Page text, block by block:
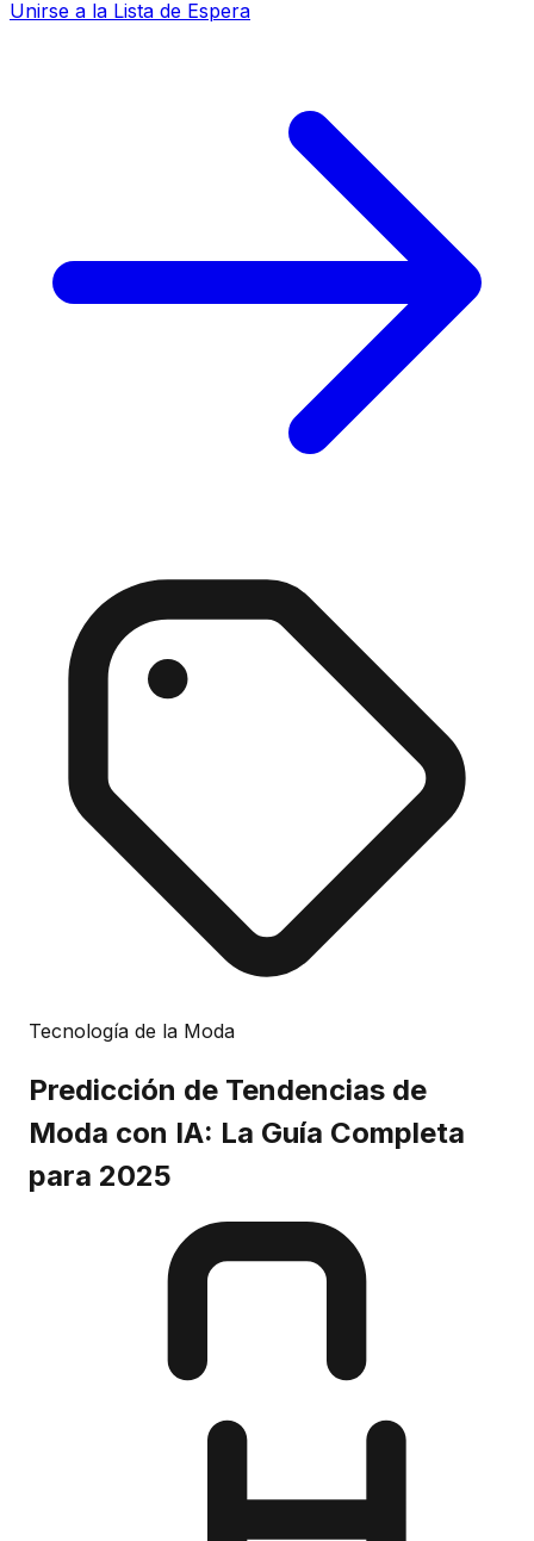
Unirse a la Lista de Espera
Tecnología de la Moda
Predicción de Tendencias de
Moda con IA: La Guía Completa
para 2025